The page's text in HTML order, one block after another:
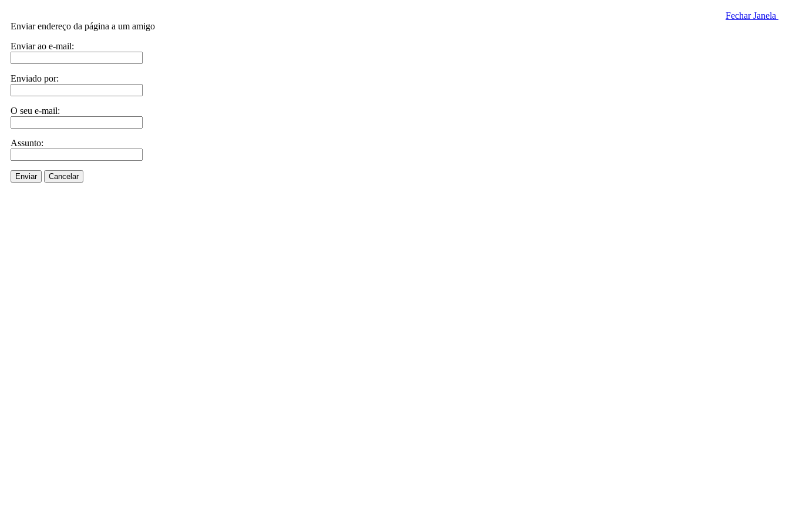
Fechar Janela
Enviar endereço da página a um amigo
Enviar ao e-mail:
Enviado por:
O seu e-mail:
Assunto:
Enviar Cancelar